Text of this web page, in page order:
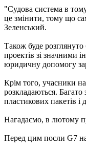
"Судова система в
це змінити, тому що
Зеленський.
Також буде
проектів зі значними
юридичну допомогу
Крім того, учасники
розкладаються.
пластикових пакетів і
Нагадаємо, в лютому
Перед цим посли G7 на